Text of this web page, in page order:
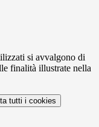
si avvalgono di
finalità illustrate nella
tutti i cookies